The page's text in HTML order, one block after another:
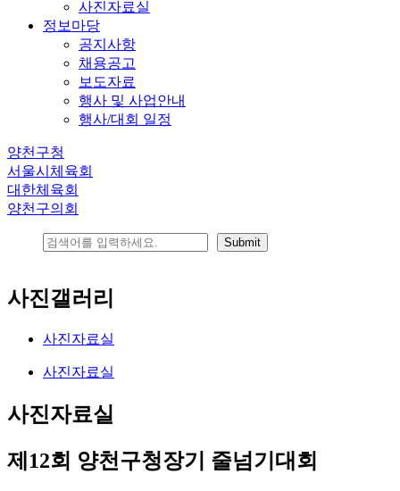
사진자료실
정보마당
공지사항
채용공고
보도자료
행사 및 사업안내
행사/대회 일정
양천구청
서울시체육회
대한체육회
양천구의회
사진갤러리
사진자료실
사진자료실
사진자료실
제12회 양천구청장기 줄넘기대회